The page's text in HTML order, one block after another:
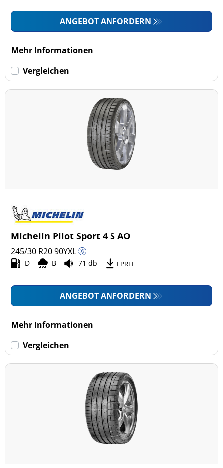
ANGEBOT ANFORDERN
Mehr Informationen
Vergleichen
Michelin Pilot Sport 4 S AO
245/30 R2090YXL
D B 71 db EPREL
ANGEBOT ANFORDERN
Mehr Informationen
Vergleichen